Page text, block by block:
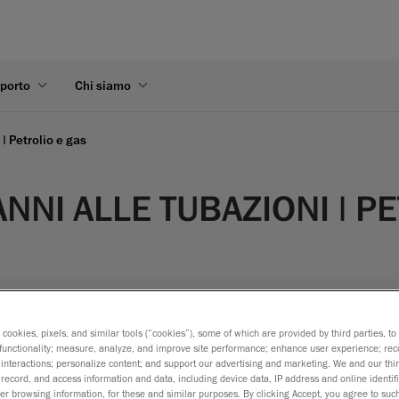
Chi siamo
Petrolio e gas
ALLE TUBAZIONI |
hanno avuto come risultato elevati numeri di urti non
derivati da urti hanno sollevato dubbi su questi requisiti e i
critiche prima che esse causino guasti
per ogni ispettore di condutture. Prendendo in
cookies, pixels, and similar tools (“cookies”), some of which are provided by third parties,
measure, analyze, and improve site performance; enhance user experience;
personalize content; and support our advertising and marketing. We and our
and access information and data, including device data, IP address and online
browsing information, for these and similar purposes. By clicking Accept, you agree to